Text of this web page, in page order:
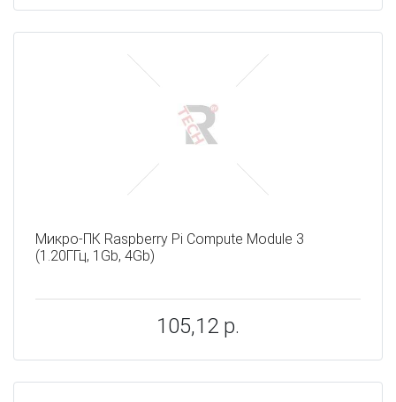
Микро-ПК Raspberry Pi Compute Module 3
(1.20ГГц, 1Gb, 4Gb)
105,12 р.